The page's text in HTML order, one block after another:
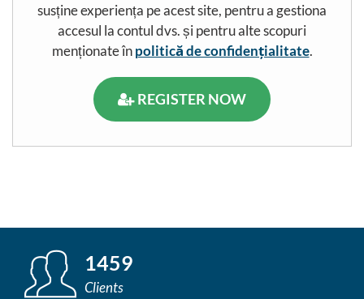
susține experiența pe acest site, pentru a gestiona
accesul la contul dvs. și pentru alte scopuri
menționate înpolitică de confidențialitate.
REGISTER NOW
1459
Clients